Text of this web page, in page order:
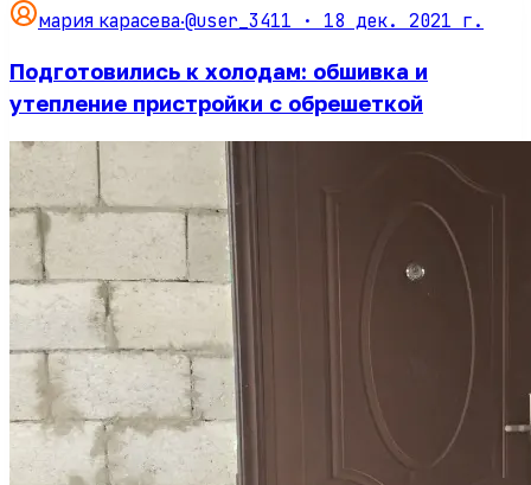
мария карасева·@user_3411 · 18 дек. 2021 г.
Подготовились к холодам: обшивка и
утепление пристройки с обрешеткой